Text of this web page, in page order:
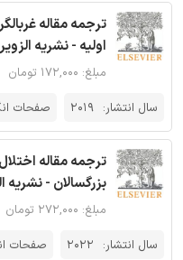
ترجمه مقاله
اولیه - نشریه الزویر
مبلغ: ۱۷۲,۰۰۰ تومان
سال انتشار: 2019 صفحات
ترجمه مقاله
بزرگسالان - نشریه
مبلغ: ۲۷۲,۰۰۰ تومان
سال انتشار: 2022 صفحات